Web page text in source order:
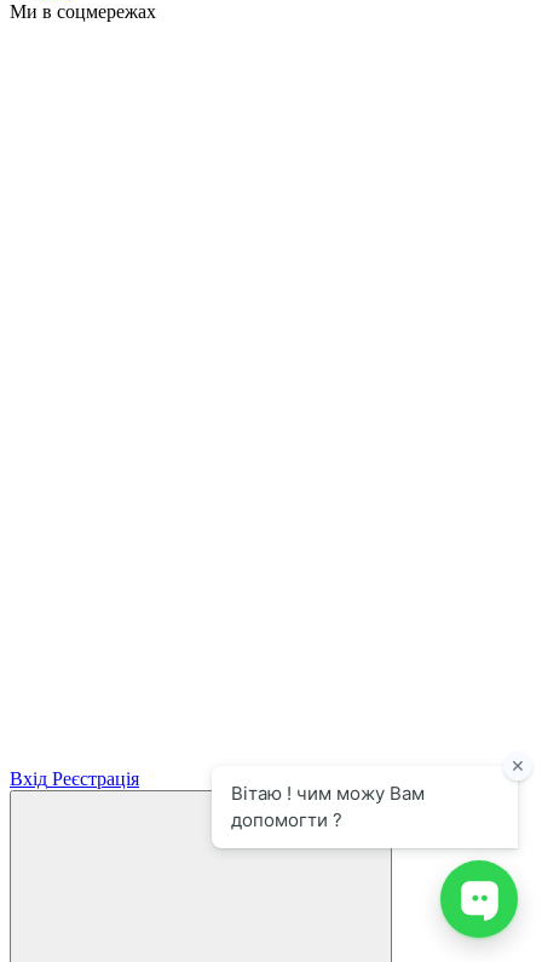
Ми в соцмережах
Вхід Реєстрація